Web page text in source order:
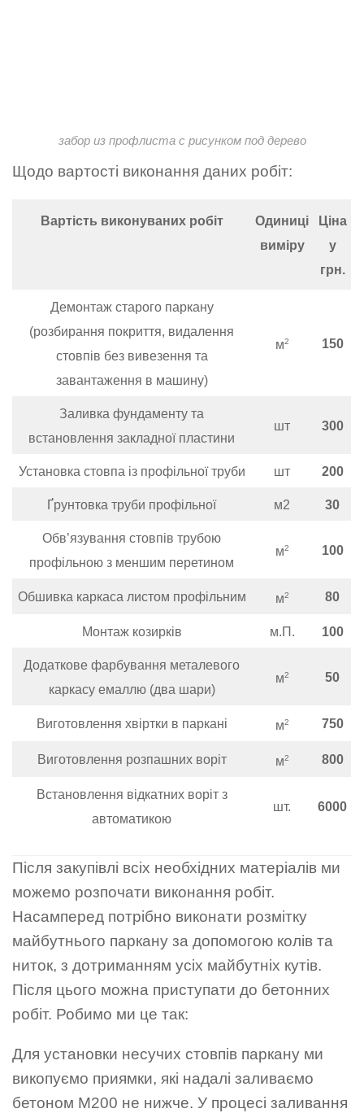
забор из профлиста с рисунком под дерево
Щодо вартості виконання даних робіт:
Вартість виконуваних робіт
Одиниці
виміру
Ціна
у
грн.
Демонтаж старого паркану
(розбирання покриття, видалення
стовпів без вивезення та
завантаження в машину)
м2 150
Заливка фундаменту та
встановлення закладної пластини
шт 300
Установка стовпа із профільної труби шт 200
Ґрунтовка труби профільної м2 30
Обв’язування стовпів трубою
профільною з меншим перетином
м2 100
Обшивка каркаса листом профільним м2 80
Монтаж козирків м.П. 100
Додаткове фарбування металевого
каркасу емаллю (два шари)
м2 50
Виготовлення хвіртки в паркані м2 750
Виготовлення розпашних воріт м2 800
Встановлення відкатних воріт з
автоматикою
шт. 6000
Після закупівлі всіх необхідних матеріалів ми
можемо розпочати виконання робіт.
Насамперед потрібно виконати розмітку
майбутнього паркану за допомогою колів та
ниток, з дотриманням усіх майбутніх кутів.
Після цього можна приступати до бетонних
робіт. Робимо ми це так:
Для установки несучих стовпів паркану ми
викопуємо приямки, які надалі заливаємо
бетоном М200 не нижче. У процесі заливання